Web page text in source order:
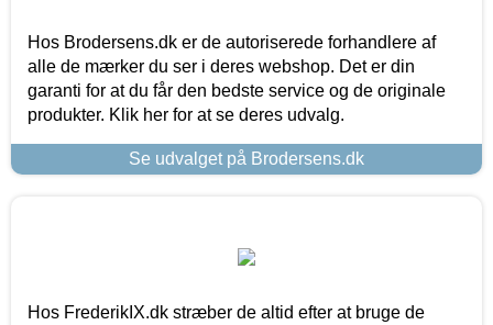
Hos Brodersens.dk er de autoriserede forhandlere af
alle de mærker du ser i deres webshop. Det er din
garanti for at du får den bedste service og de originale
produkter. Klik her for at se deres udvalg.
Se udvalget på Brodersens.dk
Hos FrederikIX.dk stræber de altid efter at bruge de